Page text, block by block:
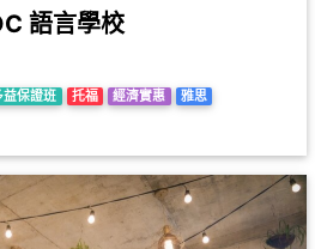
語言學校
益保證班 托福 經濟實惠
雅思